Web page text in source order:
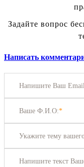
Задайте вопрос
Написать
Напишите Ваш
Ваше Ф.И.О:*
Укажите тему
Напишите текст